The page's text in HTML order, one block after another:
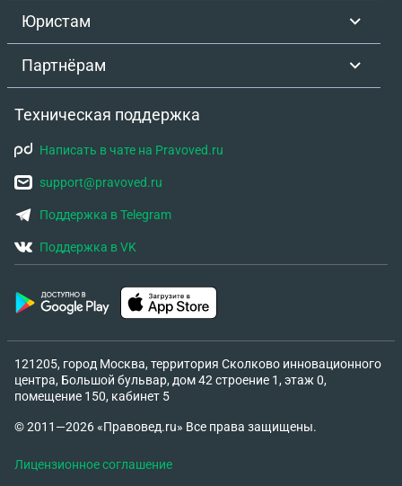
Юристам
Партнёрам
Техническая поддержка
Написать в чате на Pravoved.ru
support@pravoved.ru
Поддержка в Telegram
Поддержка в VK
121205, город Москва, территория Сколково инновационного
центра, Большой бульвар, дом 42 строение 1, этаж 0,
помещение 150, кабинет 5
© 2011—2026 «Правовед.ru» Все права защищены.
Лицензионное соглашение